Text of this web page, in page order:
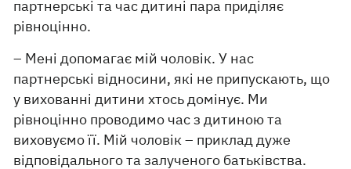
партнерські та час дитині пара приділяє
рівноцінно.
– Мені допомагає мій чоловік. У нас
партнерські відносини, які не припускають, що
у вихованні дитини хтось домінує. Ми
рівноцінно проводимо час з дитиною та
виховуємо її. Мій чоловік – приклад дуже
відповідального та залученого батьківства.